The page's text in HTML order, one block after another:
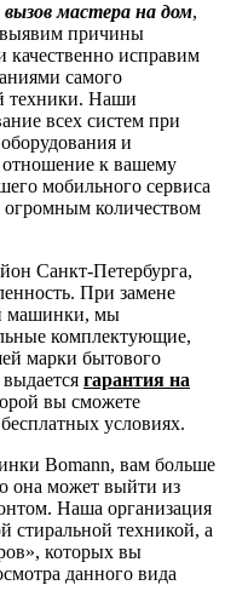
вызов мастера на дом,
причины
качественно исправим
самого
техники. Наши
всех систем при
и
отношение к вашему
мобильного сервиса
огромным количеством
Санкт-Петербурга,
При замене
машинки, мы
комплектующие,
марки бытового
гарантия на
вы сможете
условиях.
Bomann, вам больше
она может выйти из
Наша организация
стиральной техникой, а
которых вы
данного вида